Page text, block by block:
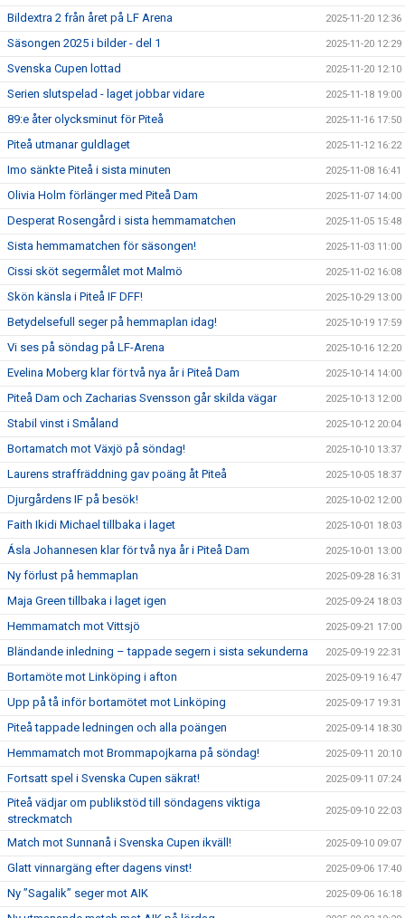
Bildextra 2 från året på LF Arena 2025-11-20 12:36
Säsongen 2025 i bilder - del 1 2025-11-20 12:29
Svenska Cupen lottad 2025-11-20 12:10
Serien slutspelad - laget jobbar vidare 2025-11-18 19:00
89:e åter olycksminut för Piteå 2025-11-16 17:50
Piteå utmanar guldlaget 2025-11-12 16:22
Imo sänkte Piteå i sista minuten 2025-11-08 16:41
Olivia Holm förlänger med Piteå Dam 2025-11-07 14:00
Desperat Rosengård i sista hemmamatchen 2025-11-05 15:48
Sista hemmamatchen för säsongen! 2025-11-03 11:00
Cissi sköt segermålet mot Malmö 2025-11-02 16:08
Skön känsla i Piteå IF DFF! 2025-10-29 13:00
Betydelsefull seger på hemmaplan idag! 2025-10-19 17:59
Vi ses på söndag på LF-Arena 2025-10-16 12:20
Evelina Moberg klar för två nya år i Piteå Dam 2025-10-14 14:00
Piteå Dam och Zacharias Svensson går skilda vägar 2025-10-13 12:00
Stabil vinst i Småland 2025-10-12 20:04
Bortamatch mot Växjö på söndag! 2025-10-10 13:37
Laurens straffräddning gav poäng åt Piteå 2025-10-05 18:37
Djurgårdens IF på besök! 2025-10-02 12:00
Faith Ikidi Michael tillbaka i laget 2025-10-01 18:03
Ásla Johannesen klar för två nya år i Piteå Dam 2025-10-01 13:00
Ny förlust på hemmaplan 2025-09-28 16:31
Maja Green tillbaka i laget igen 2025-09-24 18:03
Hemmamatch mot Vittsjö 2025-09-21 17:00
Bländande inledning – tappade segern i sista sekunderna 2025-09-19 22:31
Bortamöte mot Linköping i afton 2025-09-19 16:47
Upp på tå inför bortamötet mot Linköping 2025-09-17 19:31
Piteå tappade ledningen och alla poängen 2025-09-14 18:30
Hemmamatch mot Brommapojkarna på söndag! 2025-09-11 20:10
Fortsatt spel i Svenska Cupen säkrat! 2025-09-11 07:24
Piteå vädjar om publikstöd till söndagens viktiga
streckmatch
2025-09-10 22:03
Match mot Sunnanå i Svenska Cupen ikväll! 2025-09-10 09:07
Glatt vinnargäng efter dagens vinst! 2025-09-06 17:40
Ny ”Sagalik” seger mot AIK 2025-09-06 16:18